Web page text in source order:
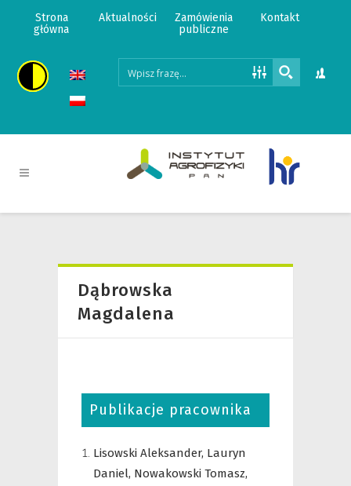
Strona
główna
Aktualności
Zamówienia
publiczne
Kontakt
Dąbrowska
Magdalena
Publikacje pracownika
Lisowski Aleksander, Lauryn
Daniel, Nowakowski Tomasz,